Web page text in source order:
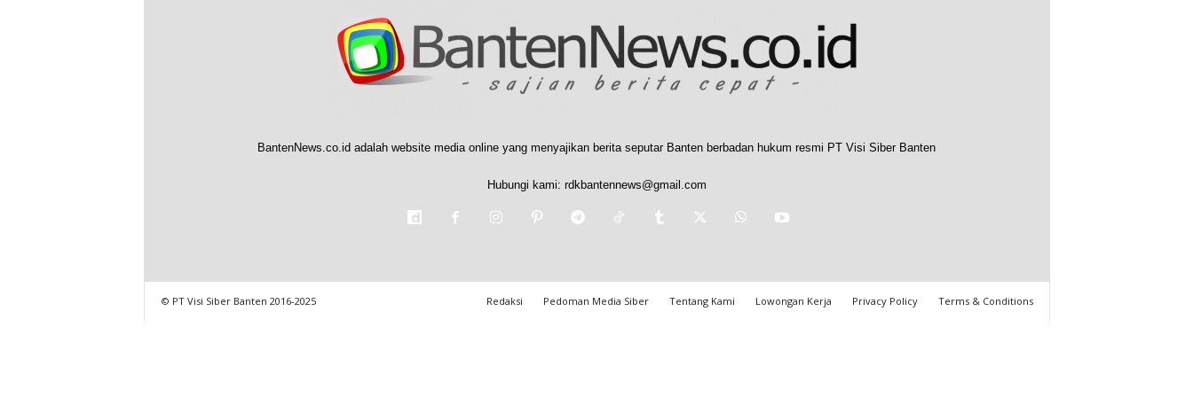
BantenNews.co.id adalah website media online yang menyajikan berita seputar Banten berbadan hukum resmi PT Visi Siber Banten
Hubungi kami: rdkbantennews@gmail.com
Redaksi Pedoman Media Siber Tentang Kami Lowongan Kerja Privacy Policy Terms & Conditions
© PT Visi Siber Banten 2016-2025